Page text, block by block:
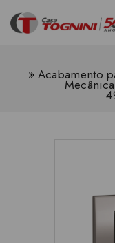
Acabamento